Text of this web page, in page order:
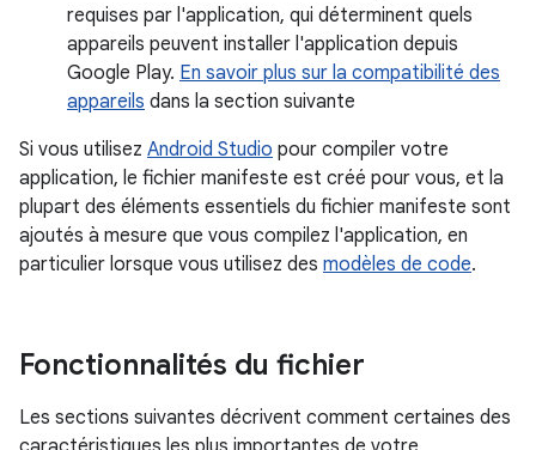
requises par l'application, qui déterminent quels
appareils peuvent installer l'application depuis
Google Play. En savoir plus sur la compatibilité des
appareils dans la section suivante
Si vous utilisez Android Studio pour compiler votre
application, le fichier manifeste est créé pour vous, et la
plupart des éléments essentiels du fichier manifeste sont
ajoutés à mesure que vous compilez l'application, en
particulier lorsque vous utilisez des modèles de code.
Fonctionnalités du fichier
Les sections suivantes décrivent comment certaines des